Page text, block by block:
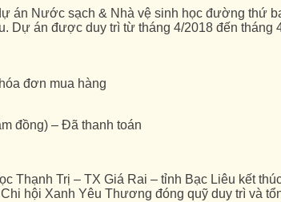
án Nước sạch & Nhà vệ sinh học đường thứ
Dự án được duy trì từ tháng 4/2018 đến tháng
đơn mua hàng
đồng) – Đã thanh toán
Trị – TX Giá Rai – tỉnh Bạc Liêu kết
hội Xanh Yêu Thương đóng quỹ duy trì và